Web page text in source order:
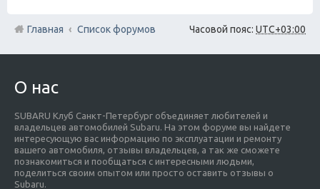
Часовой пояс: UTC+03:00
Главная Список форумов
О нас
SUBARU Клуб Санкт-Петербург объединяет любителей и
владельцев автомобилей Subaru. На этом форуме вы найдете
интересующую вас информацию по эксплуатации и ремонту
вашего автомобиля, отзывы владельцев, а так же сможете
познакомиться и пообщаться с интересными людьми,
поделиться своим опытом или просто оставить отзывы о
Subaru.